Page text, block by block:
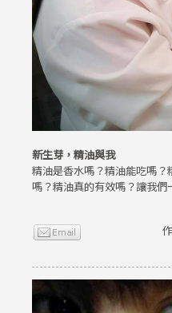
新生芽，精油與我
精油是香水嗎？精油能吃嗎
嗎？精油真的有效嗎？讓我們